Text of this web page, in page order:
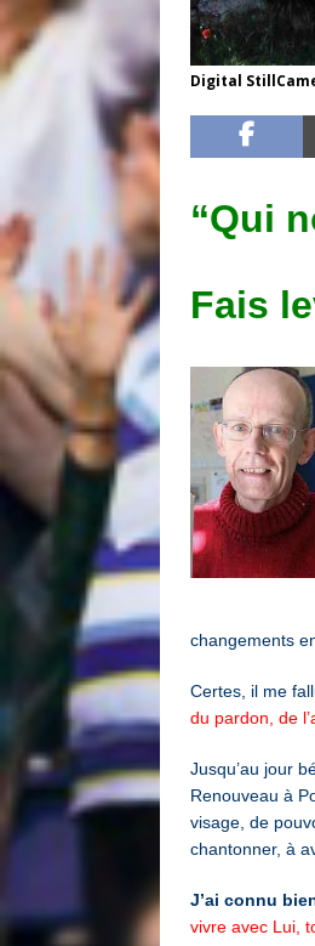
Digital
“Qui
Fais
changements
Certes, il me
du pardon, de
Jusqu’au jour
Renouveau à
visage, de
chantonner, à
J’ai connu
vivre avec Lui,